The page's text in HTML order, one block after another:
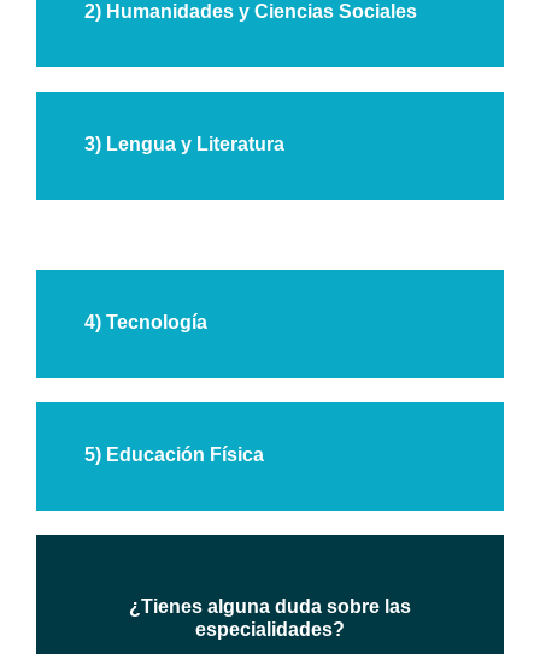
2) Humanidades y Ciencias Sociales
3) Lengua y Literatura
4) Tecnología
5) Educación Física
¿Tienes alguna duda sobre las
especialidades?